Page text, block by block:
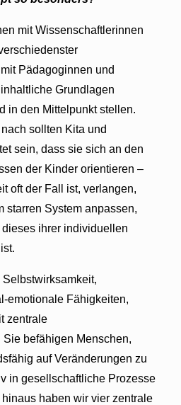
mit Wissenschaftlerinnen
Pädagoginnen und
Grundlagen
in den Mittelpunkt stellen.
sollten Kita und
sein, dass sie sich an den
der Kinder orientieren –
oft der Fall ist, verlangen,
starren System anpassen,
ihrer individuellen
emotionale Fähigkeiten,
zentrale
befähigen Menschen,
auf Veränderungen zu
in gesellschaftliche Prozesse
haben wir vier zentrale